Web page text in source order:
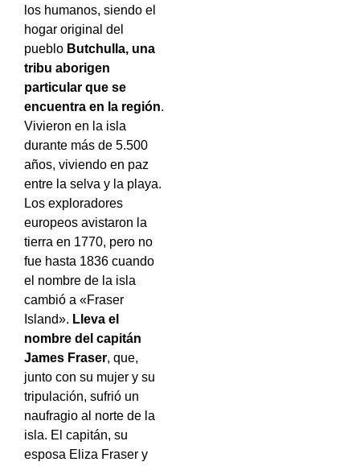
los humanos, siendo el
hogar original del
pueblo Butchulla, una
tribu aborigen
particular que se
encuentra en la región.
Vivieron en la isla
durante más de 5.500
años, viviendo en paz
entre la selva y la playa.
Los exploradores
europeos avistaron la
tierra en 1770, pero no
fue hasta 1836 cuando
el nombre de la isla
cambió a «Fraser
Island». Lleva el
nombre del capitán
James Fraser, que,
junto con su mujer y su
tripulación, sufrió un
naufragio al norte de la
isla. El capitán, su
esposa Eliza Fraser y